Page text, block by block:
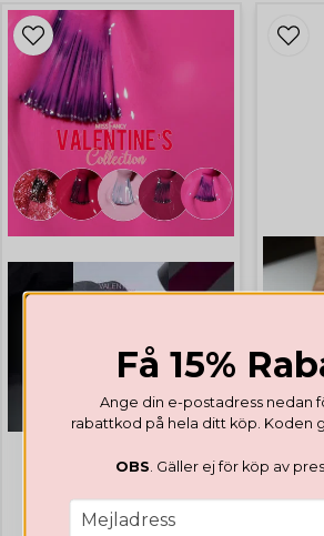
GELLACK
Valentines Collection
Få 15%
Ange din e-postadress nedan
rabattkod på hela ditt köp. Koden
OBS . Gäller ej för köp av
email
Mejladress